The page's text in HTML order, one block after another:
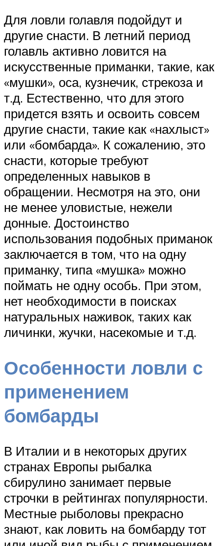
Для ловли голавля подойдут и
другие снасти. В летний период
голавль активно ловится на
искусственные приманки, такие, как
«мушки», оса, кузнечик, стрекоза и
т.д. Естественно, что для этого
придется взять и освоить совсем
другие снасти, такие как «нахлыст»
или «бомбарда». К сожалению, это
снасти, которые требуют
определенных навыков в
обращении. Несмотря на это, они
не менее уловистые, нежели
донные. Достоинство
использования подобных приманок
заключается в том, что на одну
приманку, типа «мушка» можно
поймать не одну особь. При этом,
нет необходимости в поисках
натуральных наживок, таких как
личинки, жучки, насекомые и т.д.
Особенности ловли с
применением
бомбарды
В Италии и в некоторых других
странах Европы рыбалка
сбирулино занимает первые
строчки в рейтингах популярности.
Местные рыболовы прекрасно
знают, как ловить на бомбарду тот